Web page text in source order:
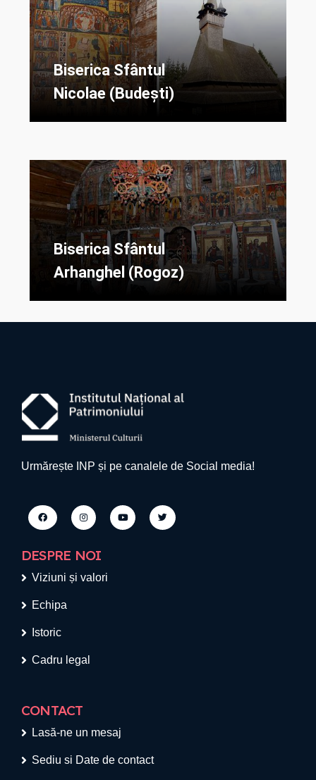
Biserica Sfântul
Nicolae (Budești)
Biserica Sfântul
Arhanghel (Rogoz)
Urmărește INP și pe canalele de Social media!
DESPRE NOI
Viziuni și valori
Echipa
Istoric
Cadru legal
CONTACT
Lasă-ne un mesaj
Sediu si Date de contact